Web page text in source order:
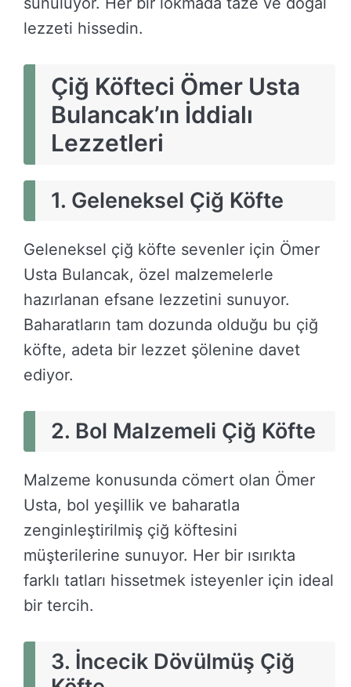
lezzeti hissedin.
Çiğ Köfteci Ömer Usta
Bulancak’ın İddialı
Lezzetleri
1. Geleneksel Çiğ Köfte
Geleneksel çiğ köfte sevenler için Ömer
Usta Bulancak, özel malzemelerle
hazırlanan efsane lezzetini sunuyor.
Baharatların tam dozunda olduğu bu çiğ
köfte, adeta bir lezzet şölenine davet
ediyor.
2. Bol Malzemeli Çiğ Köfte
Malzeme konusunda cömert olan Ömer
Usta, bol yeşillik ve baharatla
zenginleştirilmiş çiğ köftesini
müşterilerine sunuyor. Her bir ısırıkta
farklı tatları hissetmek isteyenler için ideal
bir tercih.
3. İncecik Dövülmüş Çiğ